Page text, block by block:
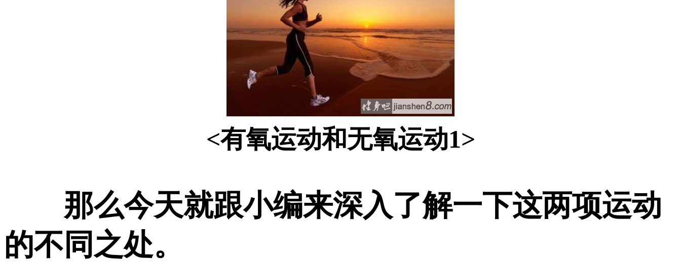
<有氧运动和无氧运动1>
那么今天就跟小编来深入了解一下这两项运动
的不同之处。